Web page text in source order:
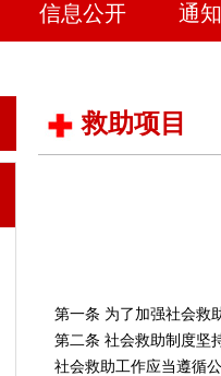
信息公开 通
救助项目
第一条 为了加强社会救
第二条 社会救助制度坚
社会救助工作应当遵循